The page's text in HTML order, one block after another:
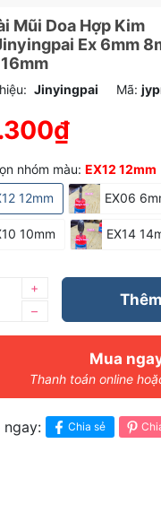
Mũi Doa Hợp Kim
Ex 6mm
Jinyingpai Mã:
nhóm màu: EX12 12mm
12mm
EX06
10mm EX14
–
+
Mua
Thanh toán online
ngay: Chia sẻ